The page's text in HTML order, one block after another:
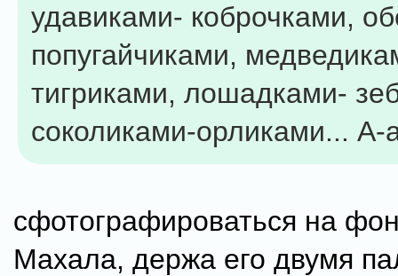
удавиками- коброчками,
попугайчиками,
тигриками, лошадками-
соколиками-орликами... А-
сфотографироваться на
Махала, держа его двумя